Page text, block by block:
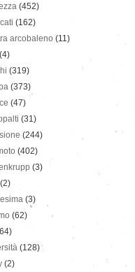
(452)
(162)
arcobaleno (11)
(4)
(319)
(373)
(47)
(31)
(244)
(402)
(3)
(3)
(62)
(128)
(2)